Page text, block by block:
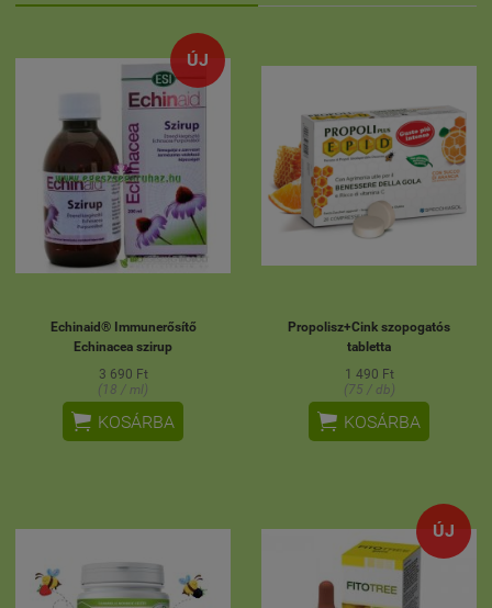
ÚJ
Echinaid® Immunerősítő
Echinacea szirup
3 690 Ft
(18 / ml)
 KOSÁRBA
Propolisz+Cink szopogatós
tabletta
1 490 Ft
(75 / db)
 KOSÁRBA
ÚJ